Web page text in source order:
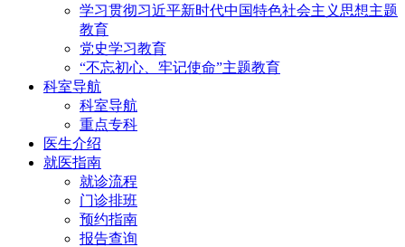
学习贯彻习近平新时代中国特色社会主义思想主题
教育
党史学习教育
“不忘初心、牢记使命”主题教育
科室导航
科室导航
重点专科
医生介绍
就医指南
就诊流程
门诊排班
预约指南
报告查询